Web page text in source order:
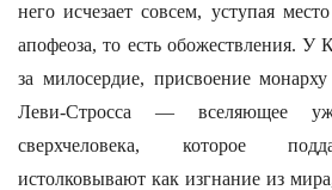
него исчезает совсем, уступая
апофеоза, то есть обожествления. У
за милосердие, присвоение
Леви-Стросса — вселяющее
сверхчеловека, которое
истолковывают как изгнание из